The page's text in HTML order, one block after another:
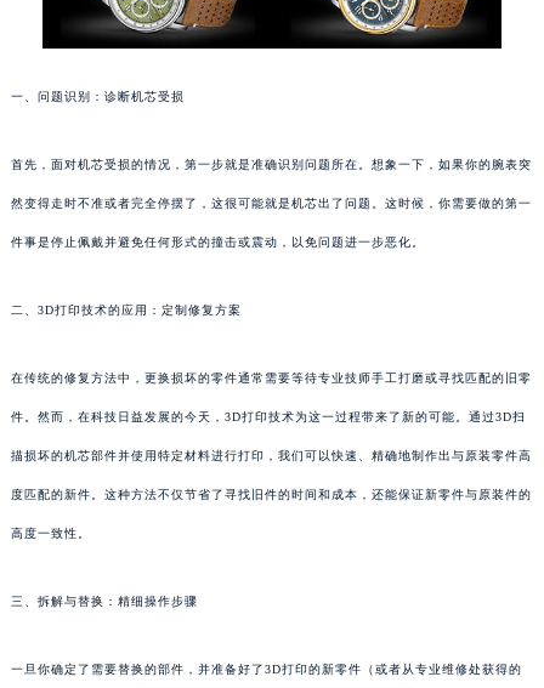
一、问题识别：诊断机芯受损
首先，面对机芯受损的情况，第一步就是准确识别问题所在。想象一下，如果你的腕表突
然变得走时不准或者完全停摆了，这很可能就是机芯出了问题。这时候，你需要做的第一
件事是停止佩戴并避免任何形式的撞击或震动，以免问题进一步恶化。
二、3D打印技术的应用：定制修复方案
在传统的修复方法中，更换损坏的零件通常需要等待专业技师手工打磨或寻找匹配的旧零
件。然而，在科技日益发展的今天，3D打印技术为这一过程带来了新的可能。通过3D扫
描损坏的机芯部件并使用特定材料进行打印，我们可以快速、精确地制作出与原装零件高
度匹配的新件。这种方法不仅节省了寻找旧件的时间和成本，还能保证新零件与原装件的
高度一致性。
三、拆解与替换：精细操作步骤
一旦你确定了需要替换的部件，并准备好了3D打印的新零件（或者从专业维修处获得的